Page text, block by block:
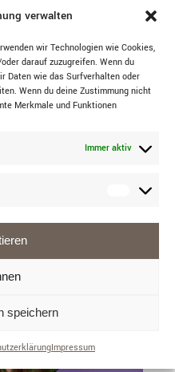
verwalten
wir Technologien wie Cookies,
darauf zuzugreifen. Wenn du
Daten wie das Surfverhalten oder
Wenn du deine Zustimmung nicht
Merkmale und Funktionen
Immer aktiv
speichern
Impressum